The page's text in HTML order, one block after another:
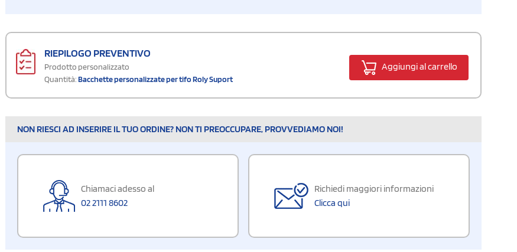
RIEPILOGO PREVENTIVO
Prodotto personalizzato
Quantità:Bacchette personalizzate per tifo Roly Suport
Aggiungi al carrello
NON RIESCI AD INSERIRE IL TUO ORDINE? NON TI PREOCCUPARE, PROVVEDIAMO NOI!
Chiamaci adesso al
02 2111 8602
Richiedi maggiori informazioni
Clicca qui